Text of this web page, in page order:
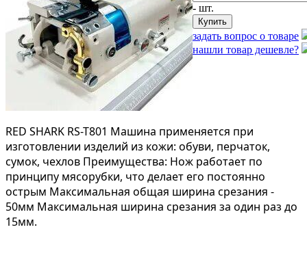
- шт.
задать вопрос о товаре
нашли товар дешевле?
RED SHARK RS-T801 Машина применяется при
изготовлении изделий из кожи: обуви, перчаток,
сумок, чехлов Преимущества: Нож работает по
принципу мясорубки, что делает его постоянно
острым Максимальная общая ширина срезания -
50мм Максимальная ширина срезания за один раз до
15мм.